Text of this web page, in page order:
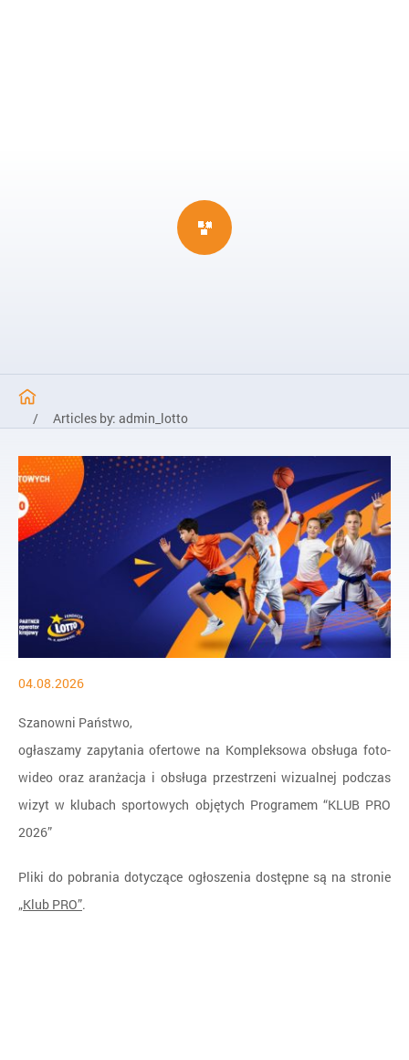
/ Articles by: admin_lotto
04.08.2026
Szanowni Państwo,
ogłaszamy zapytania ofertowe na Kompleksowa obsługa foto-
wideo oraz aranżacja i obsługa przestrzeni wizualnej podczas
wizyt w klubach sportowych objętych Programem “KLUB PRO
2026”
Pliki do pobrania dotyczące ogłoszenia dostępne są na stronie
„Klub PRO”.